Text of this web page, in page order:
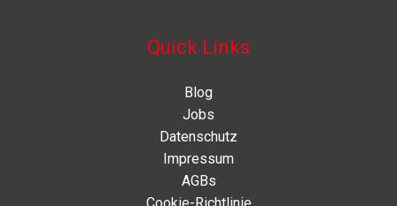
Quick Links
Blog
Jobs
Datenschutz
Impressum
AGBs